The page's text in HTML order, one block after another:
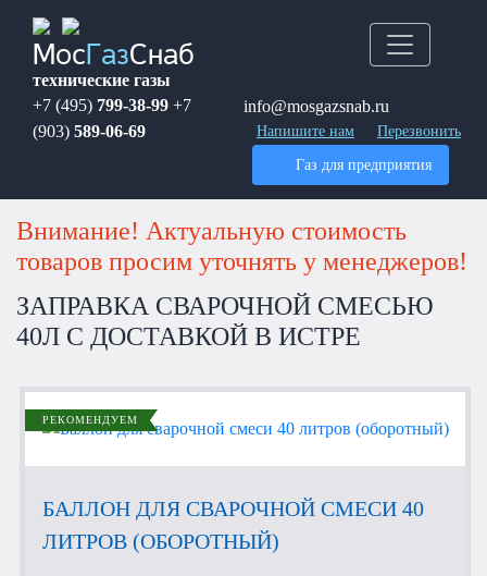
Мос ГазСнаб
технические газы
+7 (495) 799-38-99 +7
(903) 589-06-69
info@mosgazsnab.ru
Напишите нам Перезвонить
Газ для предприятия
Внимание! Актуальную стоимость
товаров просим уточнять у менеджеров!
ЗАПРАВКА СВАРОЧНОЙ СМЕСЬЮ
40Л С ДОСТАВКОЙ В ИСТРЕ
РЕКОМЕНДУЕМ
БАЛЛОН ДЛЯ СВАРОЧНОЙ СМЕСИ 40
ЛИТРОВ (ОБОРОТНЫЙ)